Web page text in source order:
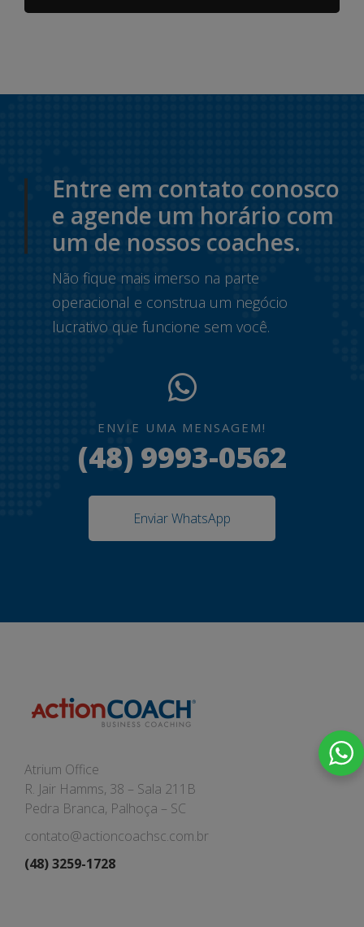
Entre em contato conosco
e agende um horário com
um de nossos coaches.
Não fique mais imerso na parte
operacional e construa um negócio
lucrativo que funcione sem você.
ENVIE UMA MENSAGEM!
(48) 9993-0562
Enviar WhatsApp
Atrium Office
R. Jair Hamms, 38 – Sala 211B
Pedra Branca, Palhoça – SC
contato@actioncoachsc.com.br
(48) 3259-1728